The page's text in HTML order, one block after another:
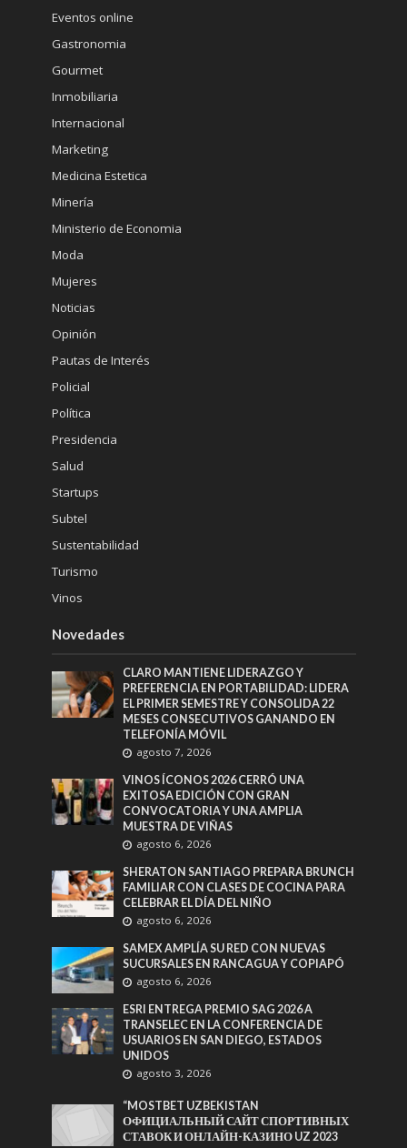
Eventos online
Gastronomia
Gourmet
Inmobiliaria
Internacional
Marketing
Medicina Estetica
Minería
Ministerio de Economia
Moda
Mujeres
Noticias
Opinión
Pautas de Interés
Policial
Política
Presidencia
Salud
Startups
Subtel
Sustentabilidad
Turismo
Vinos
Novedades
CLARO MANTIENE LIDERAZGO Y
PREFERENCIA EN PORTABILIDAD: LIDERA
EL PRIMER SEMESTRE Y CONSOLIDA 22
MESES CONSECUTIVOS GANANDO EN
TELEFONÍA MÓVIL
agosto 7, 2026
VINOS ÍCONOS 2026 CERRÓ UNA
EXITOSA EDICIÓN CON GRAN
CONVOCATORIA Y UNA AMPLIA
MUESTRA DE VIÑAS
agosto 6, 2026
SHERATON SANTIAGO PREPARA BRUNCH
FAMILIAR CON CLASES DE COCINA PARA
CELEBRAR EL DÍA DEL NIÑO
agosto 6, 2026
SAMEX AMPLÍA SU RED CON NUEVAS
SUCURSALES EN RANCAGUA Y COPIAPÓ
agosto 6, 2026
ESRI ENTREGA PREMIO SAG 2026 A
TRANSELEC EN LA CONFERENCIA DE
USUARIOS EN SAN DIEGO, ESTADOS
UNIDOS
agosto 3, 2026
“MOSTBET UZBEKISTAN
ОФИЦИАЛЬНЫЙ САЙТ СПОРТИВНЫХ
СТАВОК И ОНЛАЙН-КАЗИНО UZ 2023